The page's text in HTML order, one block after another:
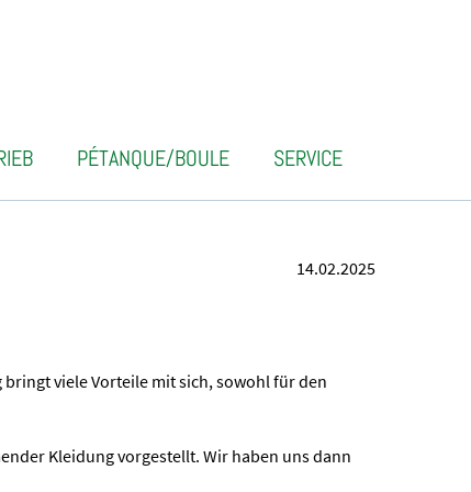
PÉTANQUE/BOULE SERVICE
14.02.2025
viele Vorteile mit sich, sowohl für den
Kleidung vorgestellt. Wir haben uns dann